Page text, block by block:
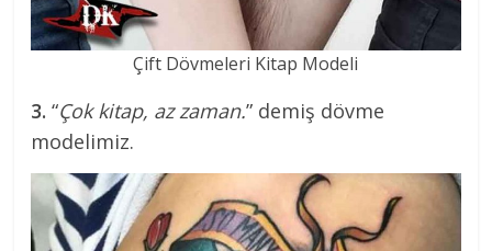
Çift Dövmeleri Kitap Modeli
3. “Çok kitap, az zaman.” demiş dövme
modelimiz.